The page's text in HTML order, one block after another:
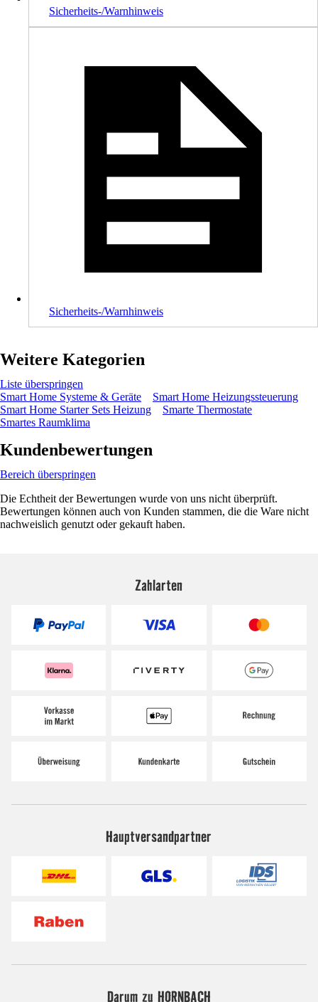
Sicherheits-/Warnhinweis
Sicherheits-/Warnhinweis
Weitere Kategorien
Liste überspringen
Smart Home Systeme & Geräte
Smart Home Heizungssteuerung
Smart Home Starter Sets Heizung
Smarte Thermostate
Smartes Raumklima
Kundenbewertungen
Bereich überspringen
Die Echtheit der Bewertungen wurde von uns nicht überprüft.
Bewertungen können auch von Kunden stammen, die die Ware nicht
nachweislich genutzt oder gekauft haben.
Zahlarten
Hauptversandpartner
Darum zu HORNBACH